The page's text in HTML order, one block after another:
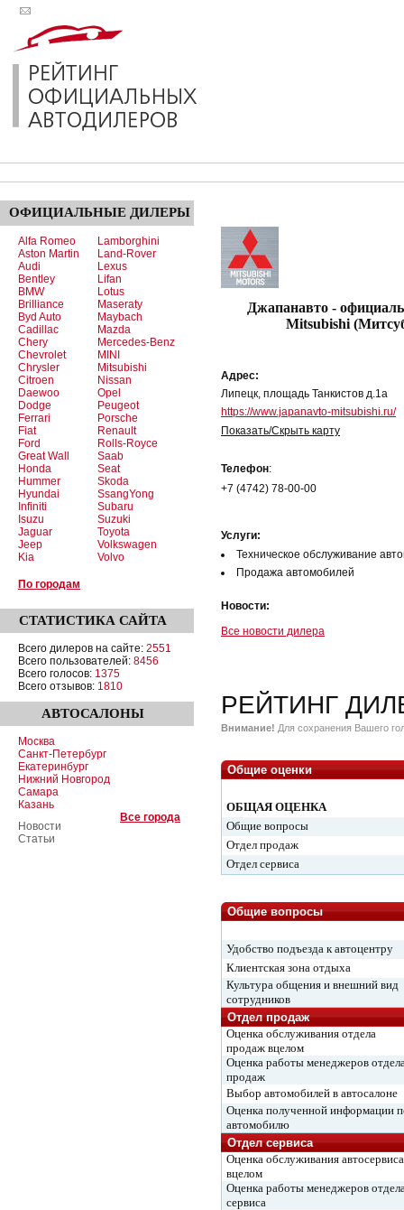
ОФИЦИАЛЬНЫЕ ДИЛЕРЫ
Alfa Romeo
Aston Martin
Audi
Bentley
BMW
Brilliance
Byd Auto
Cadillac
Chery
Chevrolet
Chrysler
Citroen
Daewoo
Dodge
Ferrari
Fiat
Ford
Great Wall
Honda
Hummer
Hyundai
Infiniti
Isuzu
Jaguar
Jeep
Kia
Lamborghini
Land-Rover
Lexus
Lifan
Lotus
Maseraty
Maybach
Mazda
Mercedes-Benz
MINI
Mitsubishi
Nissan
Opel
Peugeot
Porsche
Renault
Rolls-Royce
Saab
Seat
Skoda
SsangYong
Subaru
Suzuki
Toyota
Volkswagen
Volvo
По городам
СТАТИСТИКА САЙТА
Всего дилеров на сайте: 2551
Всего пользователей: 8456
Всего голосов: 1375
Всего отзывов: 1810
АВТОСАЛОНЫ
Москва
Санкт-Петербург
Екатеринбург
Нижний Новгород
Самара
Казань
Все города
Новости
Статьи
Джапанавто -
Mitsubishi
Адрес:
Липецк, площадь Танкистов д.1а
https://www.japanavto-mitsubishi.ru/
Показать/Скрыть карту
Телефон:
+7 (4742) 78-00-00
Услуги:
Техническое обслуживание
Продажа автомобилей
Новости:
Все новости дилера
РЕЙТИНГ
Внимание! Для сохранения Вашего
Общие оценки
ОБЩАЯ ОЦЕНКА
Общие вопросы
Отдел продаж
Отдел сервиса
Общие вопросы
Удобство подъезда к автоцентру
Клиентская зона отдыха
Культура общения и внешний вид
сотрудников
Отдел продаж
Оценка обслуживания отдела
продаж вцелом
Оценка работы менеджеров
продаж
Выбор автомобилей в автосалоне
Оценка полученной информации
автомобилю
Отдел сервиса
Оценка обслуживания автосервиса
вцелом
Оценка работы менеджеров
сервиса